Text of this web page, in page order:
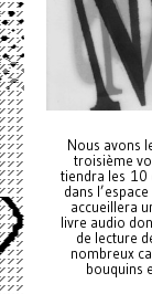
Nous avons
troisième
tiendra les 10
dans
accueillera
livre audio
de lecture
nombreux
bouquins